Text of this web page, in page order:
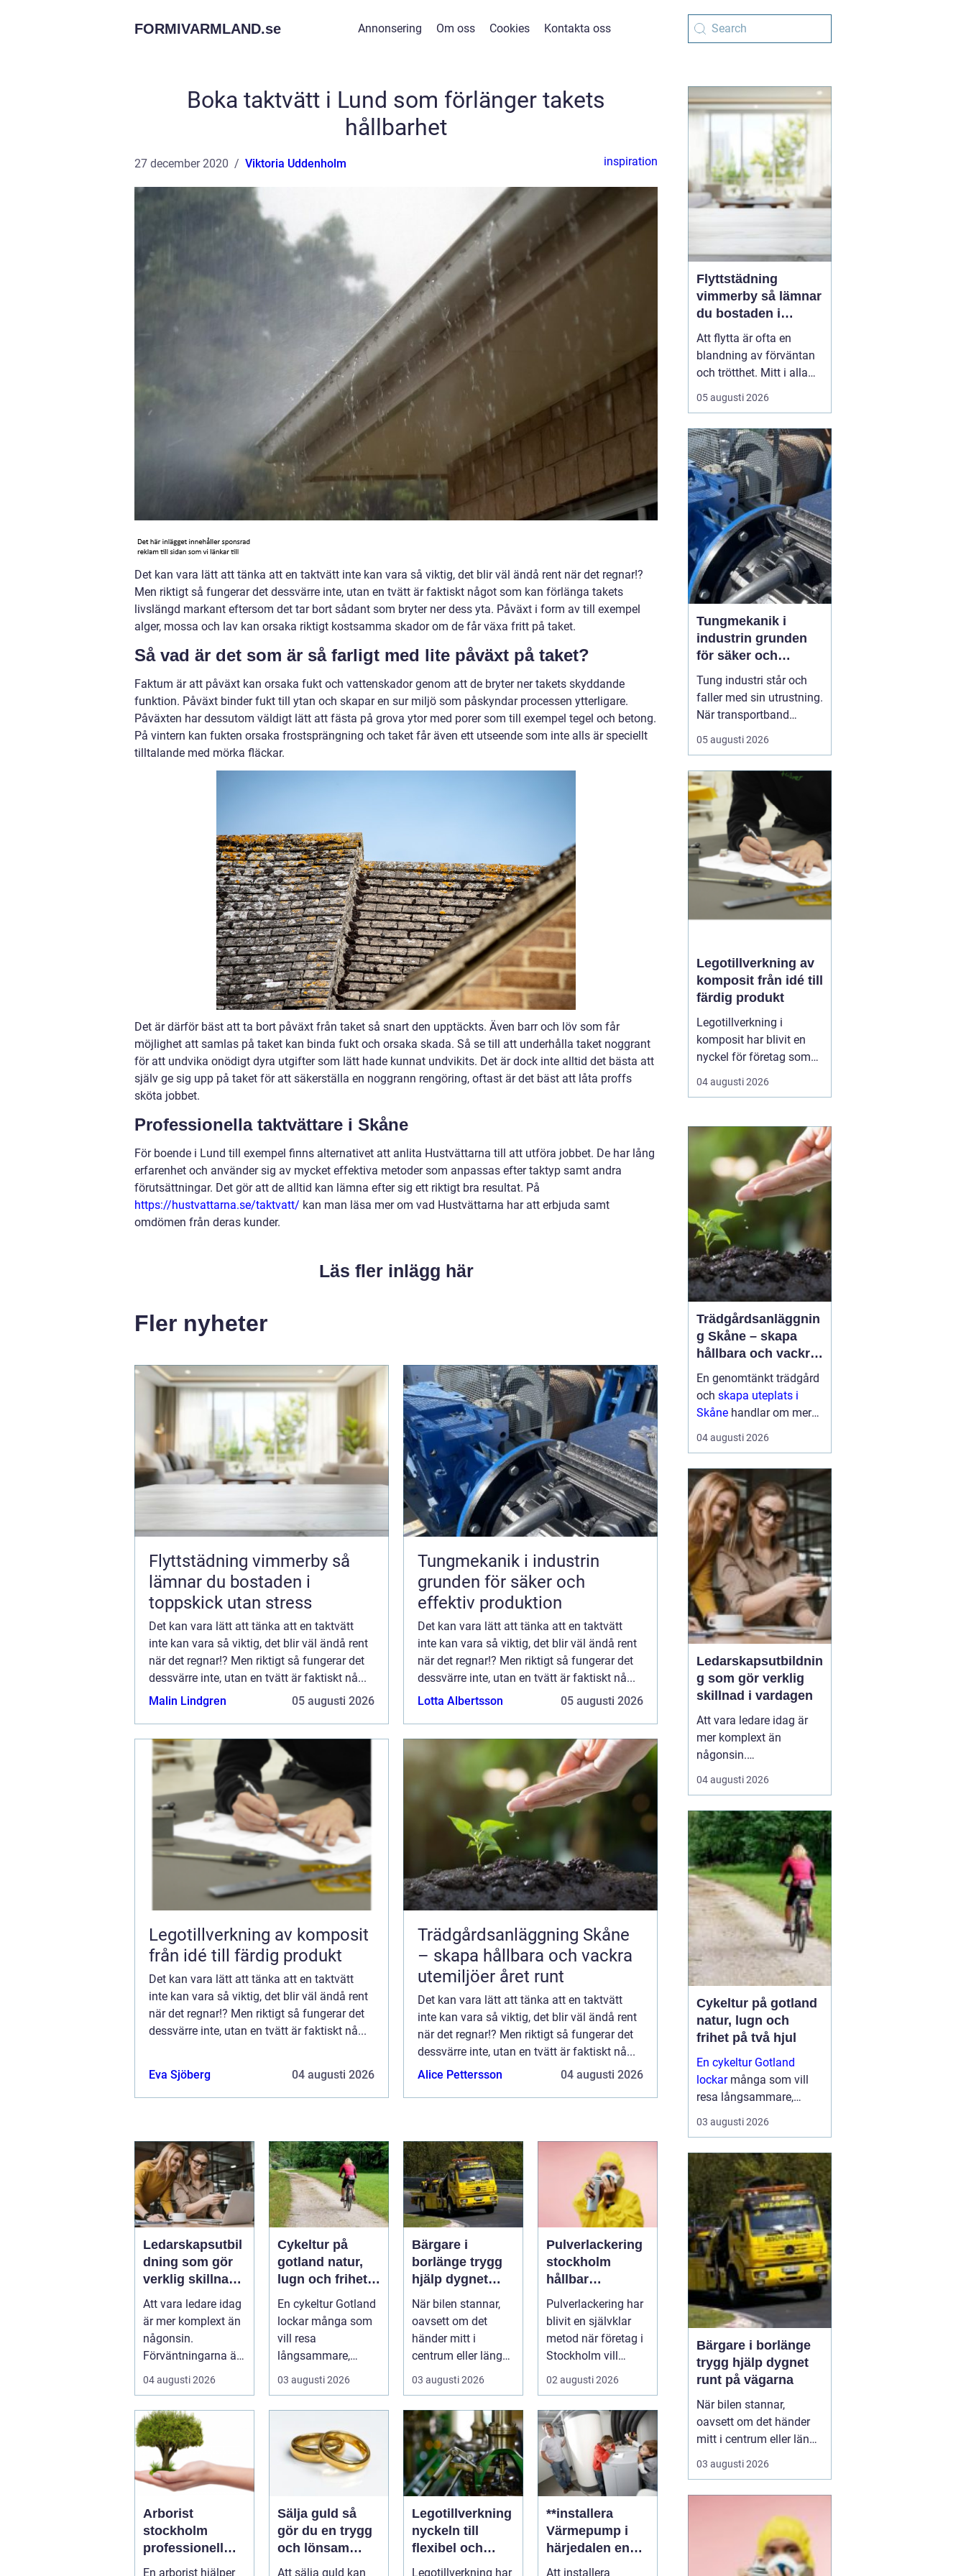
FORMIVARMLAND.se Annonsering Om oss Cookies Kontakta oss
Boka taktvätt i Lund som förlänger takets
hållbarhet
27 december 2020 Viktoria Uddenholm inspiration
Det kan vara lätt att tänka att en taktvätt inte kan vara så viktig, det blir väl ändå rent när det regnar!?
Men riktigt så fungerar det dessvärre inte, utan en tvätt är faktiskt något som kan förlänga takets
livslängd markant eftersom det tar bort sådant som bryter ner dess yta. Påväxt i form av till exempel
alger, mossa och lav kan orsaka riktigt kostsamma skador om de får växa fritt på taket.
Så vad är det som är så farligt med lite påväxt på taket?
Faktum är att påväxt kan orsaka fukt och vattenskador genom att de bryter ner takets skyddande
funktion. Påväxt binder fukt till ytan och skapar en sur miljö som påskyndar processen ytterligare.
Påväxten har dessutom väldigt lätt att fästa på grova ytor med porer som till exempel tegel och betong.
På vintern kan fukten orsaka frostsprängning och taket får även ett utseende som inte alls är speciellt
tilltalande med mörka fläckar.
Det är därför bäst att ta bort påväxt från taket så snart den upptäckts. Även barr och löv som får
möjlighet att samlas på taket kan binda fukt och orsaka skada. Så se till att underhålla taket noggrant
för att undvika onödigt dyra utgifter som lätt hade kunnat undvikits. Det är dock inte alltid det bästa att
själv ge sig upp på taket för att säkerställa en noggrann rengöring, oftast är det bäst att låta proffs
sköta jobbet.
Professionella taktvättare i Skåne
För boende i Lund till exempel finns alternativet att anlita Hustvättarna till att utföra jobbet. De har lång
erfarenhet och använder sig av mycket effektiva metoder som anpassas efter taktyp samt andra
förutsättningar. Det gör att de alltid kan lämna efter sig ett riktigt bra resultat. På
https://hustvattarna.se/taktvatt/ kan man läsa mer om vad Hustvättarna har att erbjuda samt
omdömen från deras kunder.
Läs fler inlägg här
Fler nyheter
Flyttstädning vimmerby så
lämnar du bostaden i
toppskick utan stress
Det kan vara lätt att tänka att en taktvätt
inte kan vara så viktig, det blir väl ändå rent
när det regnar!? Men riktigt så fungerar det
dessvärre inte, utan en tvätt är faktiskt nå...
Malin Lindgren
05 augusti 2026
Tungmekanik i industrin
grunden för säker och
effektiv produktion
Det kan vara lätt att tänka att en taktvätt
inte kan vara så viktig, det blir väl ändå rent
när det regnar!? Men riktigt så fungerar det
dessvärre inte, utan en tvätt är faktiskt nå...
Lotta Albertsson
05 augusti 2026
Legotillverkning av komposit
från idé till färdig produkt
Det kan vara lätt att tänka att en taktvätt
inte kan vara så viktig, det blir väl ändå rent
när det regnar!? Men riktigt så fungerar det
dessvärre inte, utan en tvätt är faktiskt nå...
Eva Sjöberg 04 augusti 2026
Trädgårdsanläggning Skåne
– skapa hållbara och vackra
utemiljöer året runt
Det kan vara lätt att tänka att en taktvätt
inte kan vara så viktig, det blir väl ändå rent
när det regnar!? Men riktigt så fungerar det
dessvärre inte, utan en tvätt är faktiskt nå...
Alice Pettersson
04 augusti 2026
Ledarskapsutbil
dning som gör
verklig skillnad i
vardagen
Att vara ledare idag
är mer komplext än
någonsin.
Förväntningarna är
04 augusti 2026
Cykeltur på
gotland natur,
lugn och frihet
på två hjul
En cykeltur Gotland
lockar många som
vill resa
långsammare,
komma närmare
naturen och känna
havsbris...
03 augusti 2026
Bärgare i
borlänge trygg
hjälp dygnet
runt på vägarna
När bilen stannar,
oavsett om det
händer mitt i
centrum eller längs
en mörk landsväg,
handlar allt p...
03 augusti 2026
Pulverlackering
stockholm
hållbar
ytbehandling för
industri och
design
Pulverlackering har
blivit en självklar
metod när företag i
Stockholm vill
kombinera
slitstyrka, est...
02 augusti 2026
Arborist
stockholm
professionell
trädvård för
En arborist hjälper
Sälja guld så
gör du en trygg
och lönsam
affär
Att sälja guld kan
Legotillverkning
nyckeln till
flexibel och
kostnadseffektiv
Legotillverkning har
**installera
Värmepump i
härjedalen en
hållbar
Att installera
Flyttstädning
vimmerby så lämnar
du bostaden i
toppskick utan
stress
Att flytta är ofta en
blandning av förväntan
och trötthet. Mitt i alla
kartonger,
adressändringar och
dyker en fråga upp: hur
ska bostaden hinna bli
skinande ren? För
många i Vimmerby är
svaret att ta
flyttstädningen på lika
stort...
05 augusti 2026
Tungmekanik i
industrin grunden
för säker och
effektiv produktion
Tung industri står och
faller med sin utrustning.
När transportband
stannar, motorer bränner
lindningar eller
stannar ofta hela
fabriken. Där
någonstans börjar
tungmekanik den del av
industrimekaniken som
handlar om stora kraft...
05 augusti 2026
Legotillverkning av
komposit från idé till
färdig produkt
Legotillverkning i
komposit har blivit en
nyckel för företag som
vill kombinera låg vikt,
hög hållfasthet och stor
stället för att bygga upp
egen produktion kan du
samarbeta med en
specialist som tar
04 augusti 2026
Trädgårdsanläggnin
g Skåne – skapa
hållbara och vackra
utemiljöer året runt
En genomtänkt trädgård
och skapa uteplats i
Skåne handlar om mer
än gräsmatta och några
buskar. Klimatet, ...
04 augusti 2026
Ledarskapsutbildnin
g som gör verklig
skillnad i vardagen
Att vara ledare idag är
mer komplext än
någonsin.
Förväntningarna är
höga, tempot är snabbt
snarare norm än
undantag. Mitt i allt
detta behöver ledaren
kunna skapa tr...
04 augusti 2026
Cykeltur på gotland
natur, lugn och
frihet på två hjul
En cykeltur Gotland
lockarmånga som vill
resa långsammare,
komma närmare naturen
och känna havsbrisen
Ön är platt, har relativt
lite trafik och bjuder på
allt från...
03 augusti 2026
Bärgare i borlänge
trygg hjälp dygnet
runt på vägarna
När bilen stannar,
oavsett om det händer
mitt i centrum eller längs
en mörk landsväg,
handlar allt plötsligt om
med omnejd spelar
lokala bärgningsföretag
en avgörande roll för
03 augusti 2026